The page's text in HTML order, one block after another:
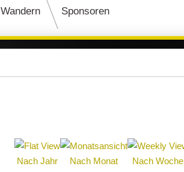
Wandern Sponsoren
Nach Jahr Nach Monat Nach Woche